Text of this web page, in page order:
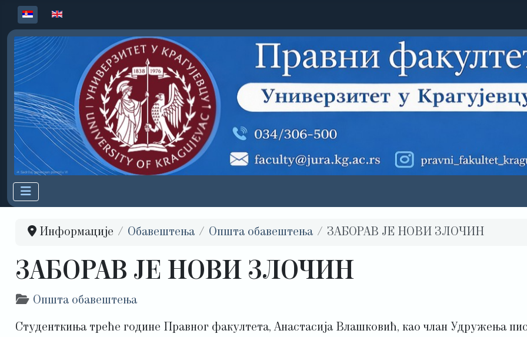
Изаберите ваш језик
Информације Обавештења Општа обавештења ЗАБОРАВ ЈЕ НОВИ ЗЛОЧИН
ЗАБОРАВ ЈЕ НОВИ ЗЛОЧИН
Детаљи
Општа обавештења
Студенткиња треће године Правног факултета, Анастасија Влашковић, као члан Удружења